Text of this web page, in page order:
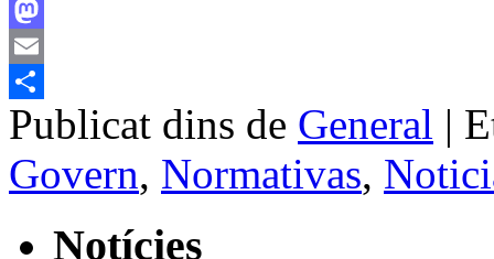
Facebook
Mastodon
Email
Comparteix
Publicat dins de General |
Govern, Normativas,
Notícies